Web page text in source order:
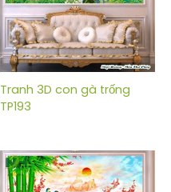
Tranh 3D con gà trống
TP193